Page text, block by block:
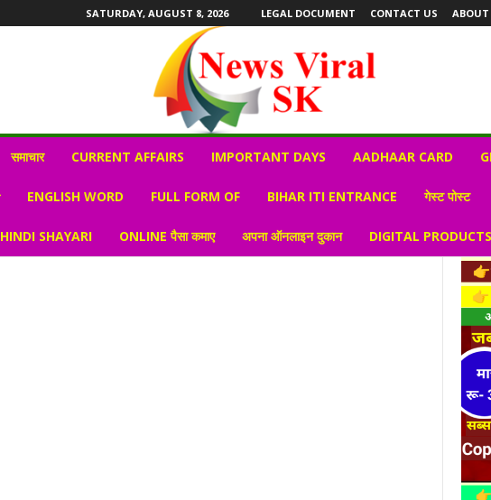
SATURDAY, AUGUST 8, 2026 LEGAL DOCUMENT CONTACT US ABOUT
समाचार CURRENT AFFAIRS IMPORTANT DAYS AADHAAR CARD
ENGLISH WORD FULL FORM OF BIHAR ITI ENTRANCE गेस्ट पोस्ट
HINDI SHAYARI ONLINE पैसा कमाए अपना ऑनलाइन दुकान DIGITAL